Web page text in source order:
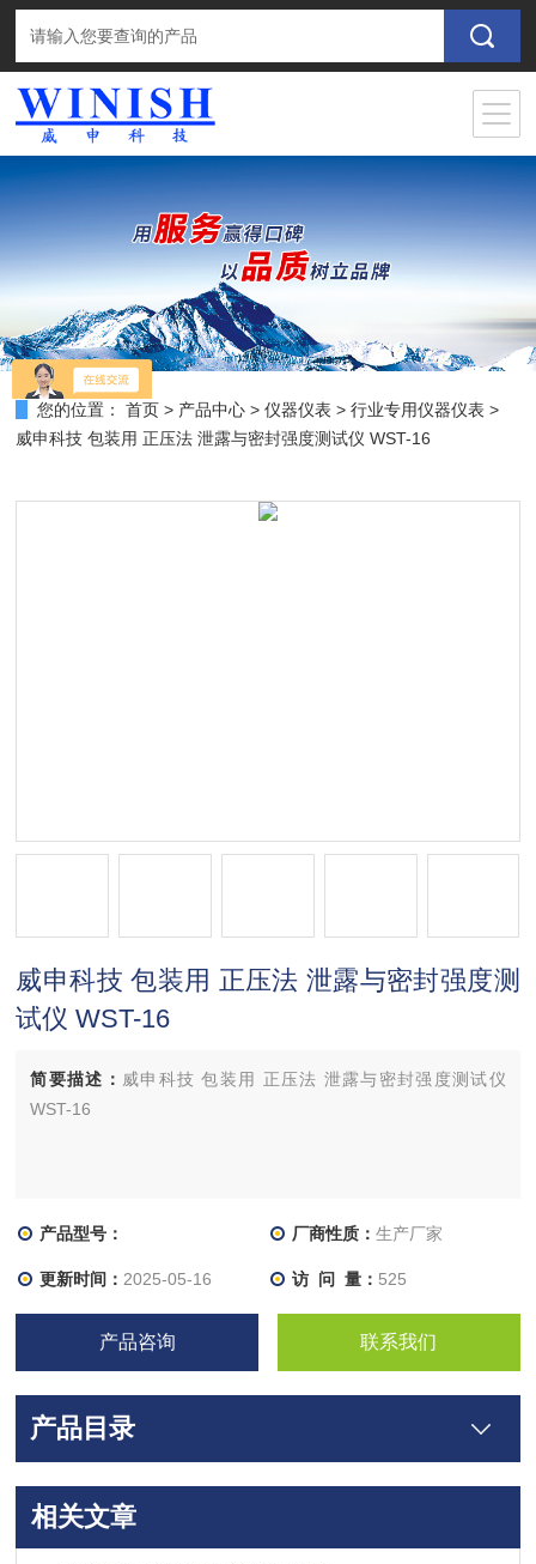
您的位置： 首页 > 产品中心 >仪器仪表 >行业专用仪器仪表 >
威申科技 包装用 正压法 泄露与密封强度测试仪 WST-16
威申科技 包装用 正压法 泄露与密封强度测
试仪 WST-16
简要描述： 威申科技 包装用 正压法 泄露与密封强度测试仪
WST-16
产品型号： 厂商性质： 生产厂家
更新时间： 2025-05-16 访 问 量： 525
产品咨询 联系我们
产品目录
相关文章